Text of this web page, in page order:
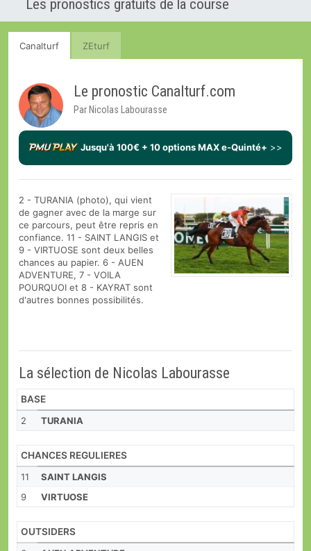
Les pronostics gratuits de la course
Canalturf ZEturf
Le pronostic Canalturf.com
Par Nicolas Labourasse
Jusqu'à 100€ + 10 options MAX e-Quinté+ >>
2 - TURANIA (photo), qui vient
de gagner avec de la marge sur
ce parcours, peut être repris en
confiance. 11 - SAINT LANGIS et
9 - VIRTUOSE sont deux belles
chances au papier. 6 - AUEN
ADVENTURE, 7 - VOILA
POURQUOI et 8 - KAYRAT sont
d'autres bonnes possibilités.
La sélection de Nicolas Labourasse
BASE
2
TURANIA
CHANCES REGULIERES
11
SAINT LANGIS
9
VIRTUOSE
OUTSIDERS